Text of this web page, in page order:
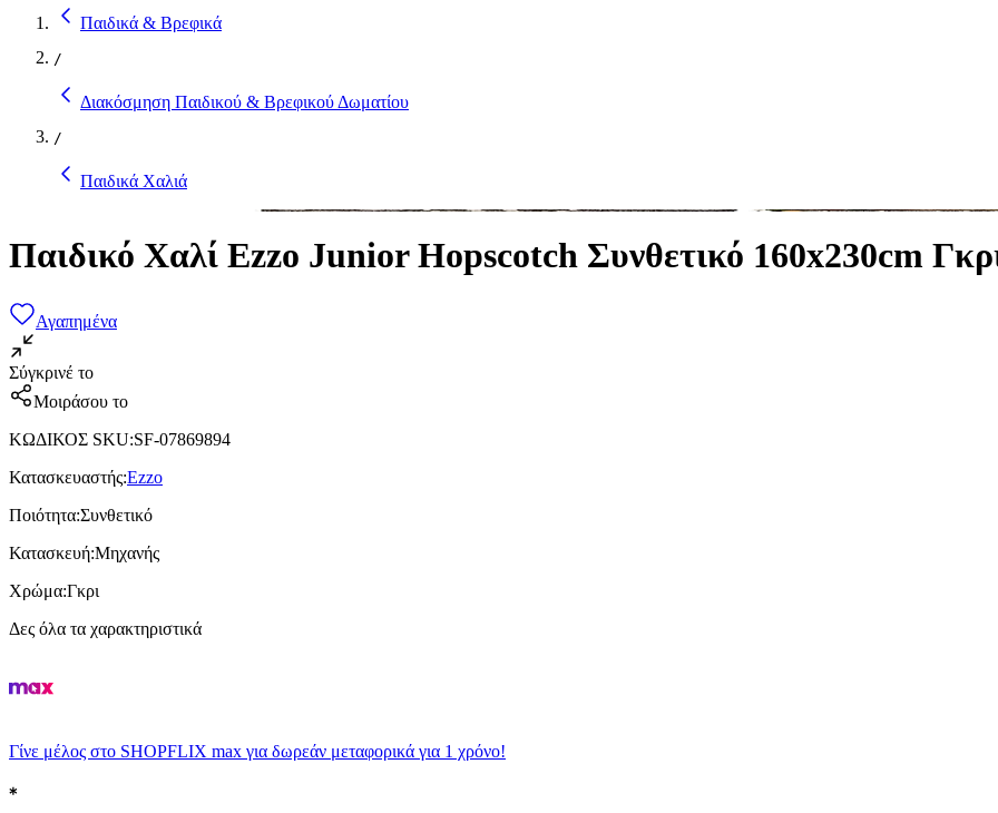
Παιδικά & Βρεφικά
/
Διακόσμηση Παιδικού & Βρεφικού Δωματίου
/
Παιδικά Χαλιά
Παιδικό Χαλί Ezzo Junior Hopscotch Συνθετικό 160x230cm
Αγαπημένα
Σύγκρινέ το
Μοιράσου το
ΚΩΔΙΚΟΣ SKU:SF-07869894
Κατασκευαστής:Ezzo
Ποιότητα:Συνθετικό
Κατασκευή:Μηχανής
Χρώμα:Γκρι
Δες όλα τα χαρακτηριστικά
Γίνε μέλος στο SHOPFLIX max για δωρεάν μεταφορικά για 1 χρόνο!